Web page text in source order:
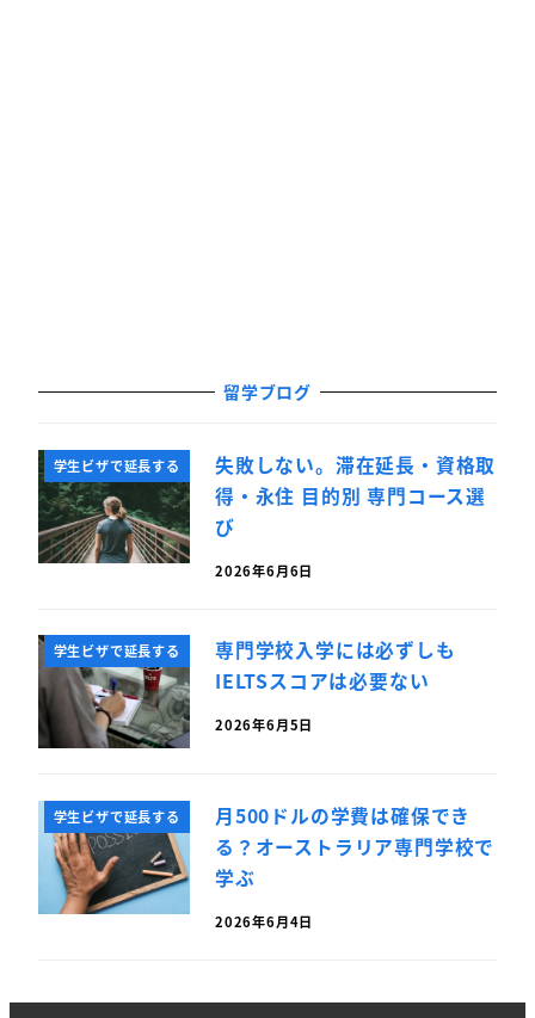
留学ブログ
学生ビザで延長する
失敗しない。滞在延長・資格取
得・永住 目的別 専門コース選
び
2026年6月6日
学生ビザで延長する
専門学校入学には必ずしも
IELTSスコアは必要ない
2026年6月5日
学生ビザで延長する
月500ドルの学費は確保でき
る？オーストラリア専門学校で
学ぶ
2026年6月4日